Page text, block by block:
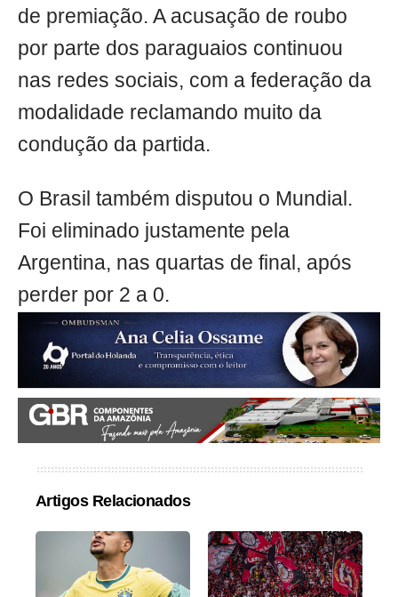
de premiação. A acusação de roubo
por parte dos paraguaios continuou
nas redes sociais, com a federação da
modalidade reclamando muito da
condução da partida.
O Brasil também disputou o Mundial.
Foi eliminado justamente pela
Argentina, nas quartas de final, após
perder por 2 a 0.
Artigos Relacionados